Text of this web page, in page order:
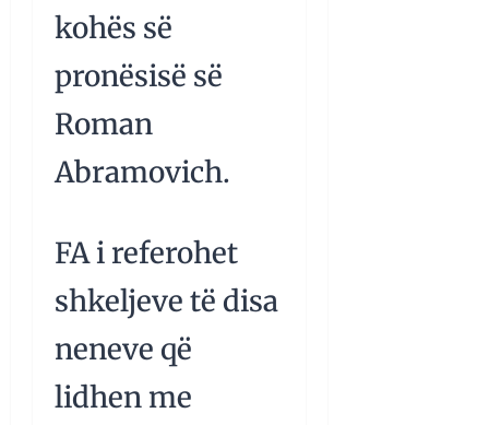
kohës së
pronësisë së
Roman
Abramovich.
FA i referohet
shkeljeve të disa
neneve që
lidhen me